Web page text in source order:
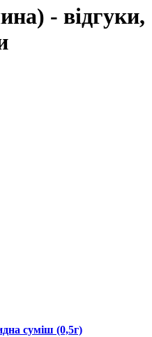
- відгуки,
суміш (0,5г)